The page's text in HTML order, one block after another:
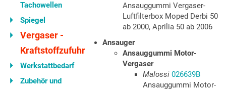
Tachowellen
Spiegel
Vergaser -
Kraftstoffzufuhr
Werkstattbedarf
Zubehör und
Ansauggummi Vergaser-
Luftfilterbox Moped Derbi 50
ab 2000, Aprilia 50 ab 2006
Ansauger
Ansauggummi Motor-
Vergaser
Malossi 026639B
Ansauggummi Motor-